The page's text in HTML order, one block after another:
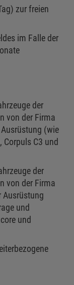
zur freien
im Falle der
der
von der Firma
(wie
Corpuls C3 und
der
von der Firma
Ausrüstung
und
und